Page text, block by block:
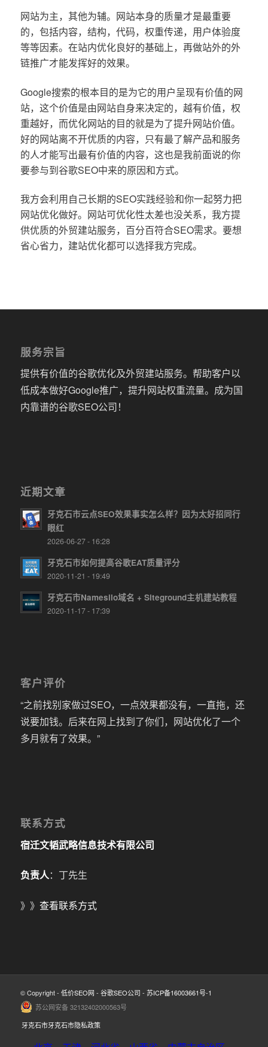
网站为主，其他为辅。网站本身的质量才是最重要
的，包括内容，结构，代码，权重传递，用户体验度
等等因素。在站内优化良好的基础上，再做站外的外
链推广才能发挥好的效果。
Google搜索的根本目的是为它的用户呈现有价值的网
站，这个价值是由网站自身来决定的，越有价值，权
重越好，而优化网站的目的就是为了提升网站价值。
好的网站离不开优质的内容，只有最了解产品和服务
的人才能写出最有价值的内容，这也是我前面说的你
要参与到谷歌SEO中来的原因和方式。
我方会利用自己长期的SEO实践经验和你一起努力把
网站优化做好。网站可优化性太差也没关系，我方提
供优质的外贸建站服务，百分百符合SEO需求。要想
省心省力，建站优化都可以选择我方完成。
服务宗旨
提供有价值的谷歌优化及外贸建站服务。帮助客户以
低成本做好Google推广，提升网站权重流量。成为国
内靠谱的谷歌SEO公司！
近期文章
牙克石市云点SEO效果事实怎么样？因为太好招同行
眼红
2026-06-27 - 16:28
牙克石市如何提高谷歌EAT质量评分
2020-11-21 - 19:49
牙克石市Namesilo域名 + Siteground主机建站教程
2020-11-17 - 17:39
客户评价
“之前找别家做过SEO，一点效果都没有，一直拖，还
说要加钱。后来在网上找到了你们，网站优化了一个
多月就有了效果。”
联系方式
宿迁文韬武略信息技术有限公司
负责人：丁先生
》》 查看联系方式
© Copyright - 低价SEO网 - 谷歌SEO公司 - 苏ICP备16003661号-1
苏公网安备 32132402000563号
牙克石市牙克石市隐私政策